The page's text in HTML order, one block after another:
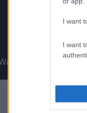
I want
I want